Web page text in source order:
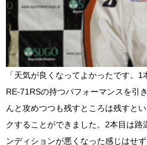
「天気が良くなってよかったです。1
RE-71RSの持つパフォーマンスを引
んと攻めつつも残すところは残すと
クすることができました。2本目は路
ンディションが悪くなった感じはせ